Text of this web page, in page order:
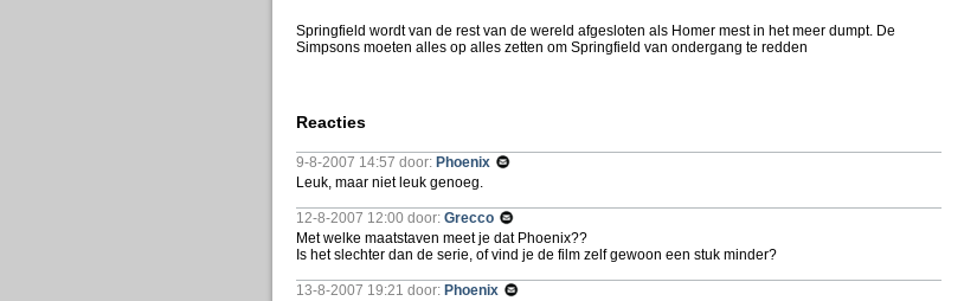
Springfield wordt van de rest van de wereld afgesloten als Homer mest in het meer dumpt. De
Simpsons moeten alles op alles zetten om Springfield van ondergang te redden
Reacties
9-8-2007 14:57 door: Phoenix
Leuk, maar niet leuk genoeg.
12-8-2007 12:00 door: Grecco
Met welke maatstaven meet je dat Phoenix??
Is het slechter dan de serie, of vind je de film zelf gewoon een stuk minder?
13-8-2007 19:21 door: Phoenix